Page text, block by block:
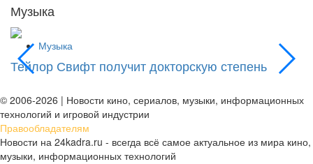
Музыка
Музыка
Тейлор Свифт получит докторскую степень
© 2006-2026 | Новости кино, сериалов, музыки, информационных
технологий и игровой индустрии
Правообладателям
Новости на 24kadra.ru - всегда всё самое актуальное из мира кино,
музыки, информационных технологий